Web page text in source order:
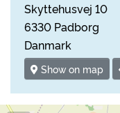
Skyttehusvej 10
6330 Padborg
Danmark
Show on map